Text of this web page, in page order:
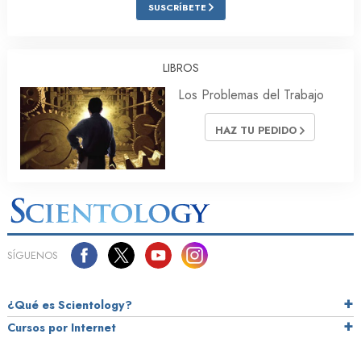
SUSCRÍBETE
LIBROS
Los Problemas del Trabajo
HAZ TU PEDIDO
SÍGUENOS
¿Qué es Scientology?
Cursos por Internet